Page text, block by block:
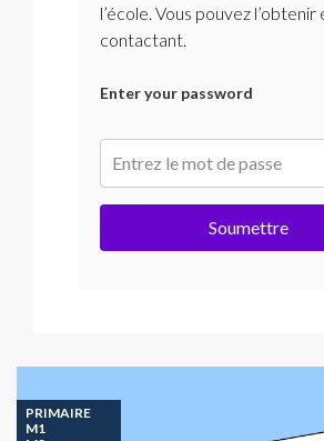
l’école. Vous pouvez l’obtenir
contactant.
Enter your password
Soumettre
PRIMAIRE
M1